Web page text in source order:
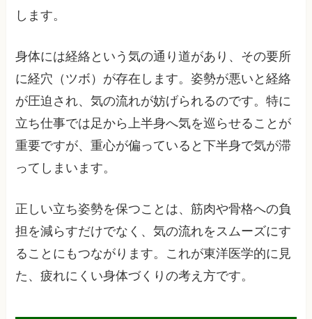
します。
身体には経絡という気の通り道があり、その要所
に経穴（ツボ）が存在します。姿勢が悪いと経絡
が圧迫され、気の流れが妨げられるのです。特に
立ち仕事では足から上半身へ気を巡らせることが
重要ですが、重心が偏っていると下半身で気が滞
ってしまいます。
正しい立ち姿勢を保つことは、筋肉や骨格への負
担を減らすだけでなく、気の流れをスムーズにす
ることにもつながります。これが東洋医学的に見
た、疲れにくい身体づくりの考え方です。